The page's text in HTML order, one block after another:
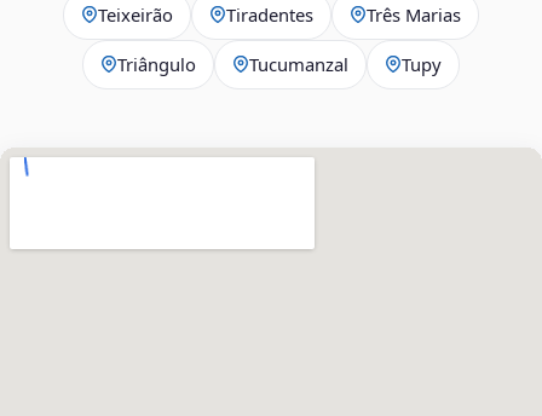
Teixeirão Tiradentes Três Marias
Triângulo Tucumanzal Tupy